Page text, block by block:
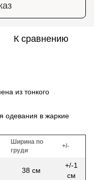
К сравнению
из тонкого
одевания в жаркие
Ширина по
груди
+/-
38 см
+/-1
см